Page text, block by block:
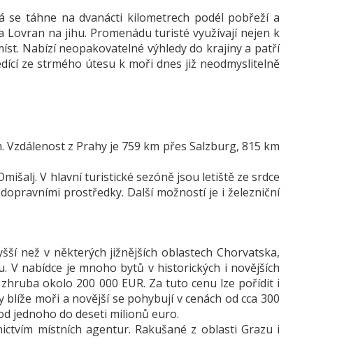
se táhne na dvanácti kilometrech podél pobřeží a
na jihu. Promenádu turisté využívají nejen k
Nabízí neopakovatelné výhledy do krajiny a patří
ze strmého útesu k moři dnes již neodmyslitelně
z Prahy je 759 km přes Salzburg, 815 km
V hlavní turistické sezóně jsou letiště ze srdce
prostředky. Další možností je i železniční
než v některých jižnějších oblastech Chorvatska,
V nabídce je mnoho bytů v historických i novějších
okolo 200 000 EUR. Za tuto cenu lze pořídit i
moři a novější se pohybují v cenách od cca 300
jednoho do deseti milionů euro.
místních agentur. Rakušané z oblasti Grazu i